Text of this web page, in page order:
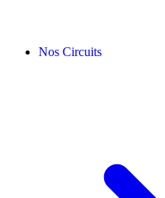
Nos Circuits